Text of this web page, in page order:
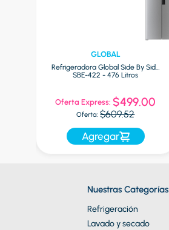
GLOBAL
Refrigeradora Global Side By Side
SBE-422 - 476 Litros
Oferta Express: $499.00
Oferta: $609.52
Agregar
Nuestras Categorías
Refrigeración
Lavado y secado